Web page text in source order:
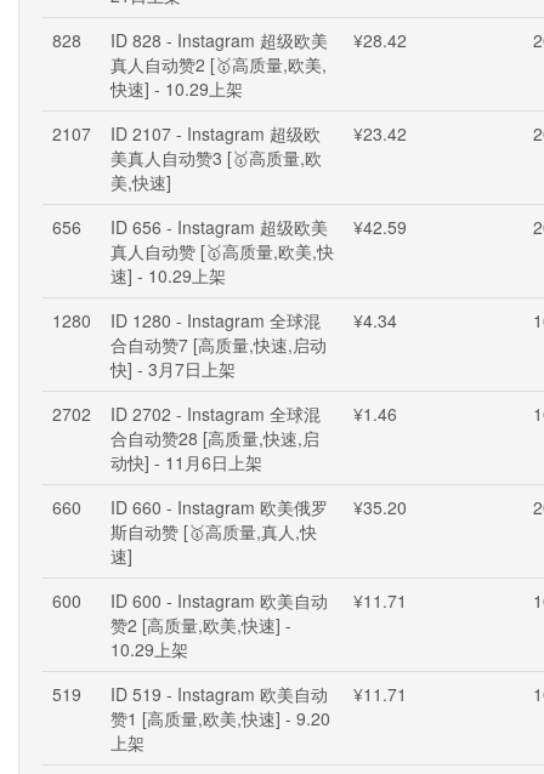
828
ID 828 - Instagram 超级欧美
真人自动赞2 [🥇高质量,欧美,
快速] - 10.29上架
¥28.42
2107
ID 2107 - Instagram 超级欧
美真人自动赞3 [🥇高质量,欧
美,快速]
¥23.42
656
ID 656 - Instagram 超级欧美
真人自动赞 [🥇高质量,欧美,快
速] - 10.29上架
¥42.59
1280
ID 1280 - Instagram 全球混
合自动赞7 [高质量,快速,启动
快] - 3月7日上架
¥4.34
2702
ID 2702 - Instagram 全球混
合自动赞28 [高质量,快速,启
动快] - 11月6日上架
¥1.46
660
ID 660 - Instagram 欧美俄罗
斯自动赞 [🥇高质量,真人,快
速]
¥35.20
600
ID 600 - Instagram 欧美自动
赞2 [高质量,欧美,快速] -
10.29上架
¥11.71
519
ID 519 - Instagram 欧美自动
赞1 [高质量,欧美,快速] - 9.20
上架
¥11.71